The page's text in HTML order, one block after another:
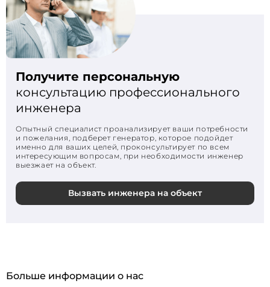
Получите персональную
консультацию профессионального
инженера
Опытный специалист проанализирует ваши потребности
и пожелания, подберет генератор, которое подойдет
именно для ваших целей, проконсультирует по всем
интересующим вопросам, при необходимости инженер
выезжает на объект.
Вызвать инженера на объект
Больше информации о нас